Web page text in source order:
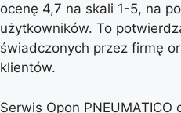
ocenę 4,7 na skali 1-5, na
użytkowników. To
świadczonych przez firmę
klientów.
Serwis Opon